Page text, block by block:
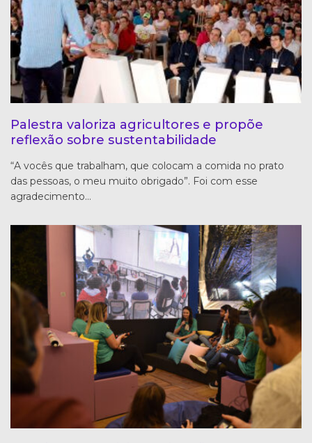
Palestra valoriza agricultores e propõe
reflexão sobre sustentabilidade
“A vocês que trabalham, que colocam a comida no prato
das pessoas, o meu muito obrigado”. Foi com esse
agradecimento…